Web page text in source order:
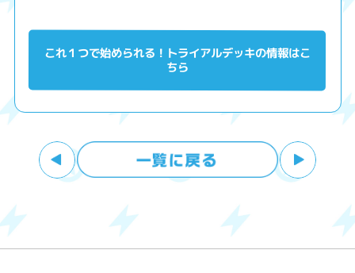
これ１つで始められる！トライアルデッキの情報はこ
ちら